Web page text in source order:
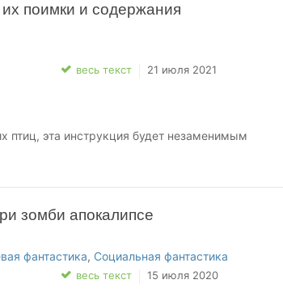
поимки и содержания
весь текст 21 июля 2021
птиц, эта инструкция будет незаменимым
зомби апокалипсе
фантастика, Социальная фантастика
весь текст 15 июля 2020